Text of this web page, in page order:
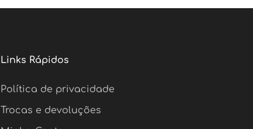
Links Rápidos
Política de privacidade
Trocas e devoluções